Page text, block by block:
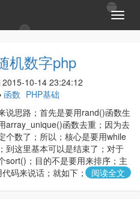
T
o
v
i
g
a
t
i
机数字php
2015-10-14 23:24:12
函数 PHP基础
说思路；首先是要用rand()函数生
array_unique()函数去重；因为去
个数了；所以；核心是要用while
到这里基本可以是结束了；对于
sort()；目的不是要用来排序；主
码来说话；就如下；/**阅读全文